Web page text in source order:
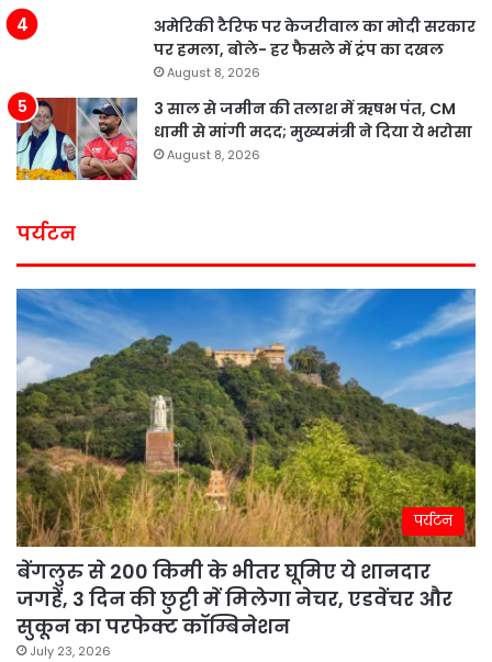
अमेरिकी टैरिफ पर केजरीवाल का मोदी सरकार
पर हमला, बोले- हर फैसले में ट्रंप का दखल
August 8, 2026
3 साल से जमीन की तलाश में ऋषभ पंत, CM
धामी से मांगी मदद; मुख्यमंत्री ने दिया ये भरोसा
August 8, 2026
पर्यटन
पर्यटन
बेंगलुरु से 200 किमी के भीतर घूमिए ये शानदार
जगहें, 3 दिन की छुट्टी में मिलेगा नेचर, एडवेंचर और
सुकून का परफेक्ट कॉम्बिनेशन
July 23, 2026